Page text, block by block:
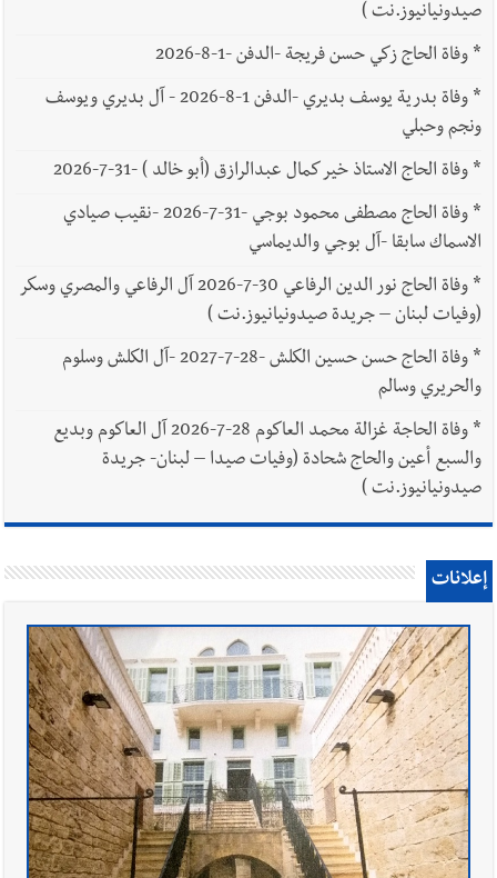
صيدونيانيوز.نت )
*وفاة الحاج زكي حسن فريجة -الدفن -1-8-2026
*
وفاة بدرية يوسف بديري -الدفن 1-8-2026 - آل بديري ويوسف
ونجم وحبلي
*وفاة الحاج الاستاذ خير كمال عبدالرازق (أبو خالد ) -31-7-2026
*
وفاة الحاج مصطفى محمود بوجي -31-7-2026 -نقيب صيادي
الاسماك سابقا -آل بوجي والديماسي
*
وفاة الحاج نور الدين الرفاعي 30-7-2026 آل الرفاعي والمصري وسكر
(وفيات لبنان – جريدة صيدونيانيوز.نت )
*
وفاة الحاج حسن حسين الكلش -28-7-2027 -آل الكلش وسلوم
والحريري وسالم
*
وفاة الحاجة غزالة محمد العاكوم 28-7-2026 آل العاكوم وبديع
والسبع أعين والحاج شحادة (وفيات صيدا – لبنان- جريدة
صيدونيانيوز.نت )
إعلانات